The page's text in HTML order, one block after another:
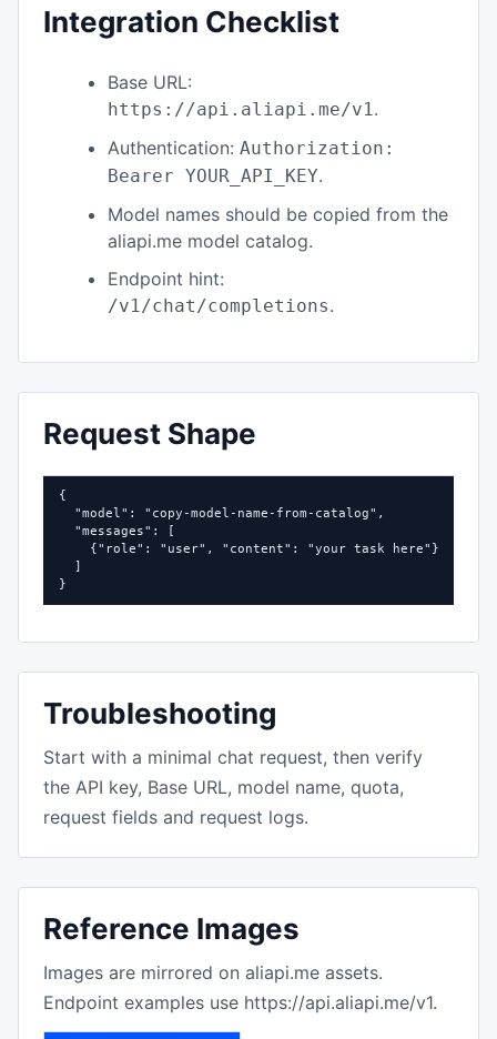
Integration Checklist
Base URL:
https://api.aliapi.me/v1.
Authentication: Authorization:
Bearer YOUR_API_KEY.
Model names should be copied from the
aliapi.me model catalog.
Endpoint hint:
/v1/chat/completions.
Request Shape
{
  "model": "copy-model-name-from-catalog",
  "messages": [
    {"role": "user", "content": "your task here"}
  ]
}
Troubleshooting
Start with a minimal chat request, then verify
the API key, Base URL, model name, quota,
request fields and request logs.
Reference Images
Images are mirrored on aliapi.me assets.
Endpoint examples use https://api.aliapi.me/v1.